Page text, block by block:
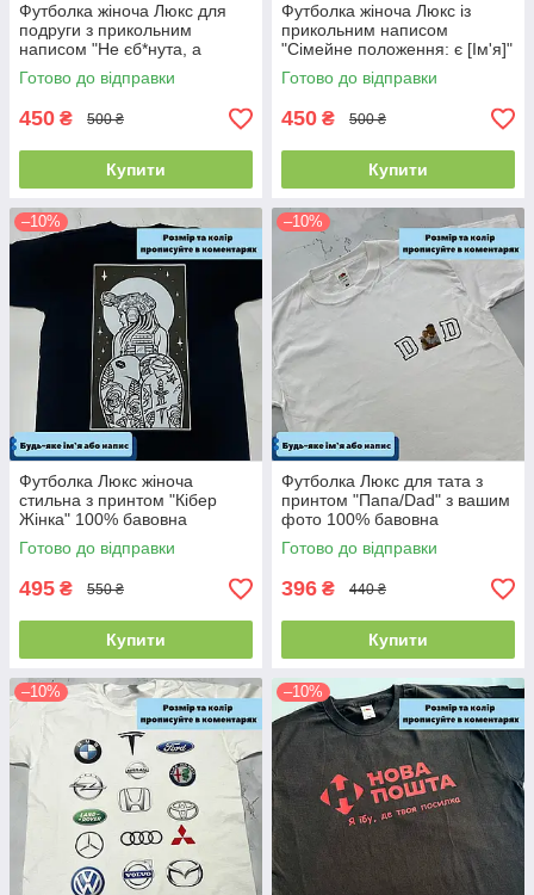
Футболка жіноча Люкс для
подруги з прикольним
написом "Не єб*нута, а
унікальна" 100% бавовна
Готово до відправки
450 ₴ 500 ₴
Купити
Футболка жіноча Люкс із
прикольним написом
"Сімейне положення: є [Ім'я]"
(будь-яке ім'я) 100% бавовна
Готово до відправки
450 ₴ 500 ₴
Купити
–10%
Футболка Люкс жіноча
стильна з принтом "Кібер
Жінка" 100% бавовна
Готово до відправки
495 ₴ 550 ₴
Купити
–10%
Футболка Люкс для тата з
принтом "Папа/Dad" з вашим
фото 100% бавовна
Готово до відправки
396 ₴ 440 ₴
Купити
–10% –10%